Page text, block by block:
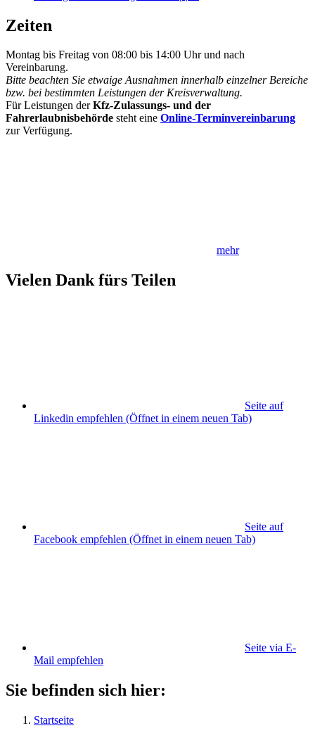
Zeiten
Montag bis Freitag von 08:00 bis 14:00 Uhr und nach
Vereinbarung.
Bitte beachten Sie etwaige Ausnahmen innerhalb einzelner Bereiche
bzw. bei bestimmten Leistungen der Kreisverwaltung.
Für Leistungen derKfz-Zulassungs- und der
Fahrerlaubnisbehörde steht eine Online-Terminvereinbarung
zur Verfügung.
mehr
Vielen Dank fürs Teilen
Seite auf
Linkedin empfehlen (Öffnet in einem neuen Tab)
Seite auf
Facebook empfehlen (Öffnet in einem neuen Tab)
Seite via E-
Mail empfehlen
Sie befinden sich hier:
Startseite